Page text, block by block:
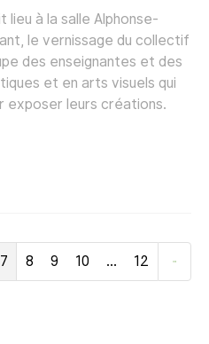
à la salle Alphonse-
le vernissage du collectif
des enseignantes et des
et en arts visuels qui
exposer leurs créations.
7 8 9 10 … 12